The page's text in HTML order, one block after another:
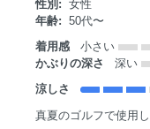
性別: 女性
年齢: 50代〜
着用感
小さい
かぶりの深さ
深い
涼しさ
真夏のゴルフで使用